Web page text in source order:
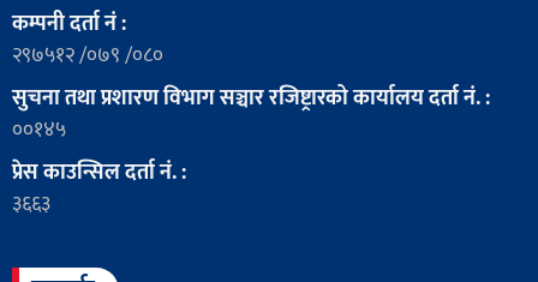
कम्पनी दर्ता नं :
२९७५१२ /०७९ /०८०
सुचना तथा प्रशारण विभाग सञ्चार रजिष्ट्रारको कार्यालय दर्ता नं. :
००१४५
प्रेस काउन्सिल दर्ता नं. :
३६६३